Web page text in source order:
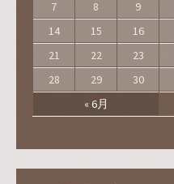
« 6月
7 8 9
14
15 16
21
22 23
28
29 30